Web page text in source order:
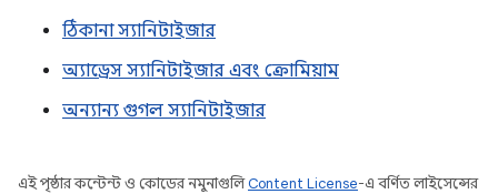
ঠিকানা স্যানিটাইজার
অ্যাড্রেস স্যানিটাইজার এবং ক্রোমিয়াম
অন্যান্য গুগল স্যানিটাইজার
এই পৃষ্ঠার কন্টেন্ট ও কোডের নমুনাগুলিContent License-এ বর্ণিত লাইসেন্সের